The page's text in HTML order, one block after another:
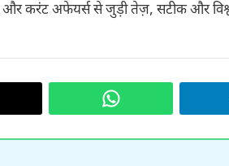
और करंट अफेयर्स से जुड़ी तेज़, सटीक और